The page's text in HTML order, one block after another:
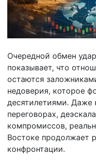
Очередной обмен
показывает, что
остаются
недоверия, которое
десятилетиями. Даже
переговорах,
компромиссов,
Востоке продолжает
конфронтации.